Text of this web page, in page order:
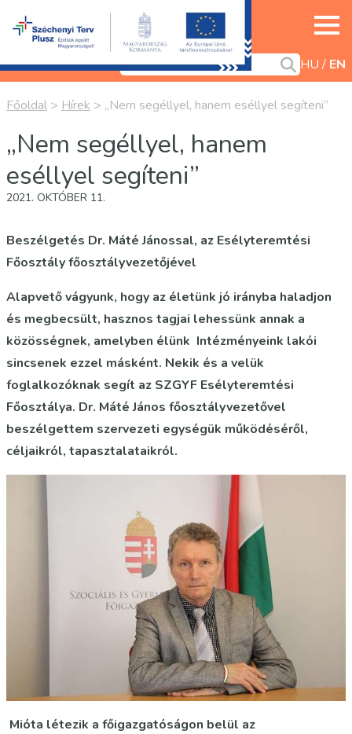
HU EN
Főoldal > Hírek > „Nem segéllyel, hanem eséllyel segíteni”
„Nem segéllyel, hanem
eséllyel segíteni”
2021. OKTÓBER 11.
Beszélgetés Dr. Máté Jánossal, az Esélyteremtési
Főosztály főosztályvezetőjével
Alapvető vágyunk, hogy az életünk jó irányba haladjon
és megbecsült, hasznos tagjai lehessünk annak a
közösségnek, amelyben élünk Intézményeink lakói
sincsenek ezzel másként. Nekik és a velük
foglalkozóknak segít az SZGYF Esélyteremtési
Főosztálya. Dr. Máté János főosztályvezetővel
beszélgettem szervezeti egységük működéséről,
céljaikról, tapasztalataikról.
Mióta létezik a főigazgatóságon belül az